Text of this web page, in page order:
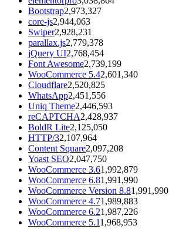
Bootstrap2,973,327
core-js2,944,063
Swiper2,928,231
parallax.js2,779,378
jQuery UI2,768,454
Font Awesome2,739,199
WooCommerce 5.42,601,340
Cloudflare2,520,825
WhatsApp2,451,556
Uniq Theme2,446,593
reCAPTCHA2,428,937
BoldR Lite2,125,050
HTTP/32,107,964
Content Square2,097,208
Yoast SEO2,047,750
WooCommerce 3.61,992,879
WooCommerce 6.81,991,990
WooCommerce Version 8.81,991,990
WooCommerce 4.71,989,883
WooCommerce 6.21,987,226
WooCommerce 5.11,968,953